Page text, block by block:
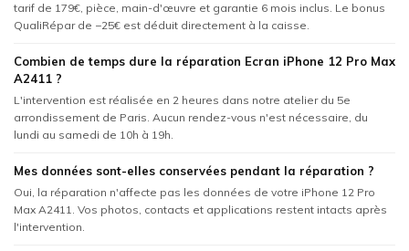
tarif de 179€, pièce, main-d'œuvre et garantie 6 mois inclus. Le bonus
QualiRépar de −25€ est déduit directement à la caisse.
Combien de temps dure la réparation Ecran iPhone 12 Pro Max
A2411 ?
L'intervention est réalisée en 2 heures dans notre atelier du 5e
arrondissement de Paris. Aucun rendez-vous n'est nécessaire, du
lundi au samedi de 10h à 19h.
Mes données sont-elles conservées pendant la réparation ?
Oui, la réparation n'affecte pas les données de votre iPhone 12 Pro
Max A2411. Vos photos, contacts et applications restent intacts après
l'intervention.